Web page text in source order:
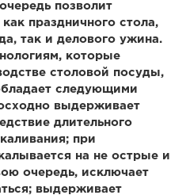
позволит
праздничного стола,
так и делового ужина.
которые
столовой посуды,
следующими
выдерживает
длительного
при
на не острые и
очередь, исключает
выдерживает